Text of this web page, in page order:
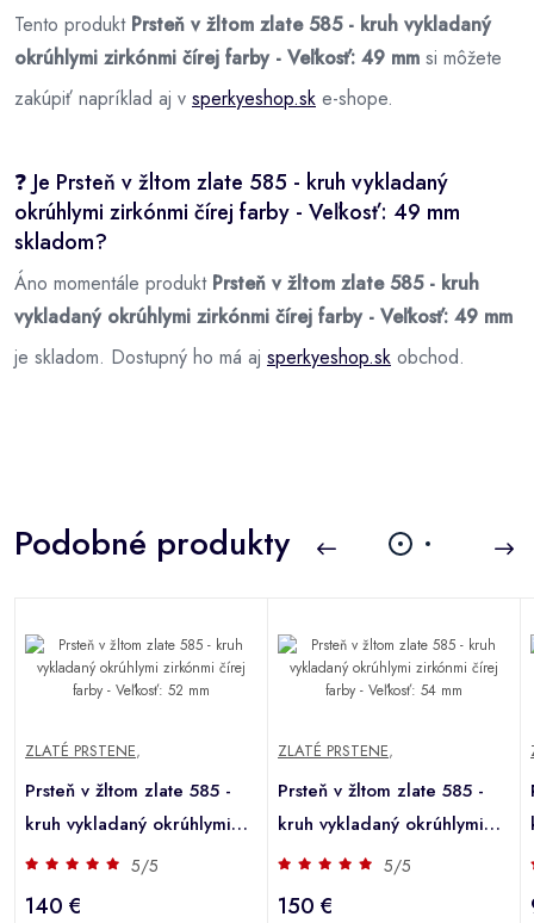
Tento produkt Prsteň v žltom zlate 585 - kruh vykladaný
okrúhlymi zirkónmi čírej farby - Veľkosť: 49 mm si môžete
zakúpiť napríklad aj v sperkyeshop.sk e-shope.
❓ Je Prsteň v žltom zlate 585 - kruh vykladaný
okrúhlymi zirkónmi čírej farby - Veľkosť: 49 mm
skladom?
Áno momentále produkt Prsteň v žltom zlate 585 - kruh
vykladaný okrúhlymi zirkónmi čírej farby - Veľkosť: 49 mm
je skladom. Dostupný ho má aj sperkyeshop.sk obchod.
Podobné produkty
ZLATÉ PRSTENE,
Prsteň v žltom zlate 585 -
kruh vykladaný okrúhlymi
zirkónmi čírej farby -
Veľkosť: 52 mm
5/5
140 €
ZLATÉ PRSTENE,
Prsteň v žltom zlate 585 -
kruh vykladaný okrúhlymi
zirkónmi čírej farby -
Veľkosť: 54 mm
5/5
150 €